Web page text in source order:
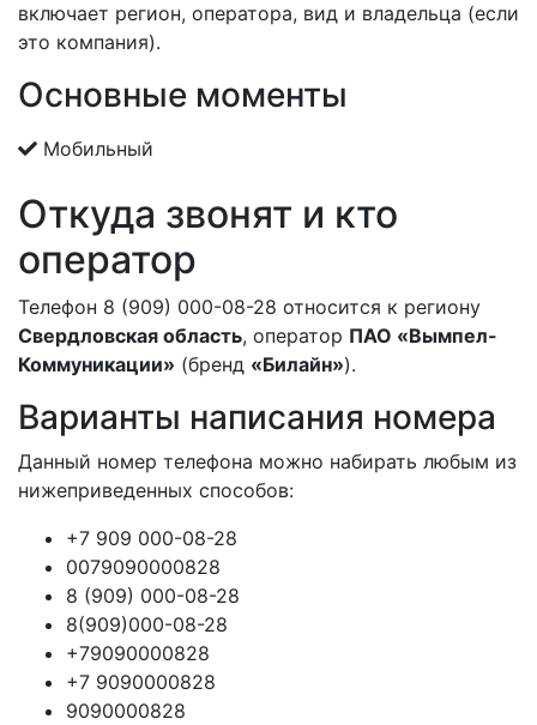
включает регион, оператора, вид и владельца (если
это компания).
Основные моменты
Мобильный
Откуда звонят и кто
оператор
Телефон 8 (909) 000-08-28 относится к региону
Свердловская область, оператор ПАО «Вымпел-
Коммуникации» (бренд «Билайн»).
Варианты написания номера
Данный номер телефона можно набирать любым из
нижеприведенных способов:
+7 909 000-08-28
0079090000828
8 (909) 000-08-28
8(909)000-08-28
+79090000828
+7 9090000828
9090000828